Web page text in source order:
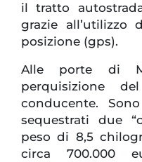
il tratto
grazie all’utilizzo
posizione (gps).
Alle porte di
perquisizione
conducente.
sequestrati due
peso di 8,5
circa 700.000